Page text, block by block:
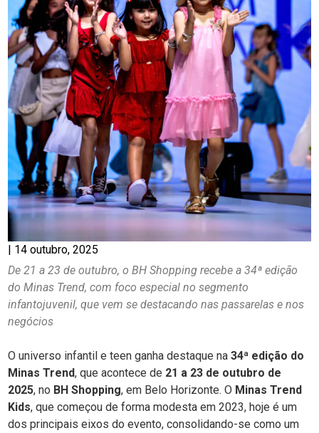
| 14 outubro, 2025
De 21 a 23 de outubro, o BH Shopping recebe a 34ª edição
do Minas Trend, com foco especial no segmento
infantojuvenil, que vem se destacando nas passarelas e nos
negócios
O universo infantil e teen ganha destaque na 34ª edição do
Minas Trend, que acontece de 21 a 23 de outubro de
2025, no BH Shopping, em Belo Horizonte. O Minas Trend
Kids, que começou de forma modesta em 2023, hoje é um
dos principais eixos do evento, consolidando-se como um